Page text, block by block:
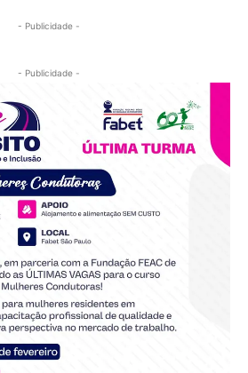
- Publicidade -
- Publicidade -